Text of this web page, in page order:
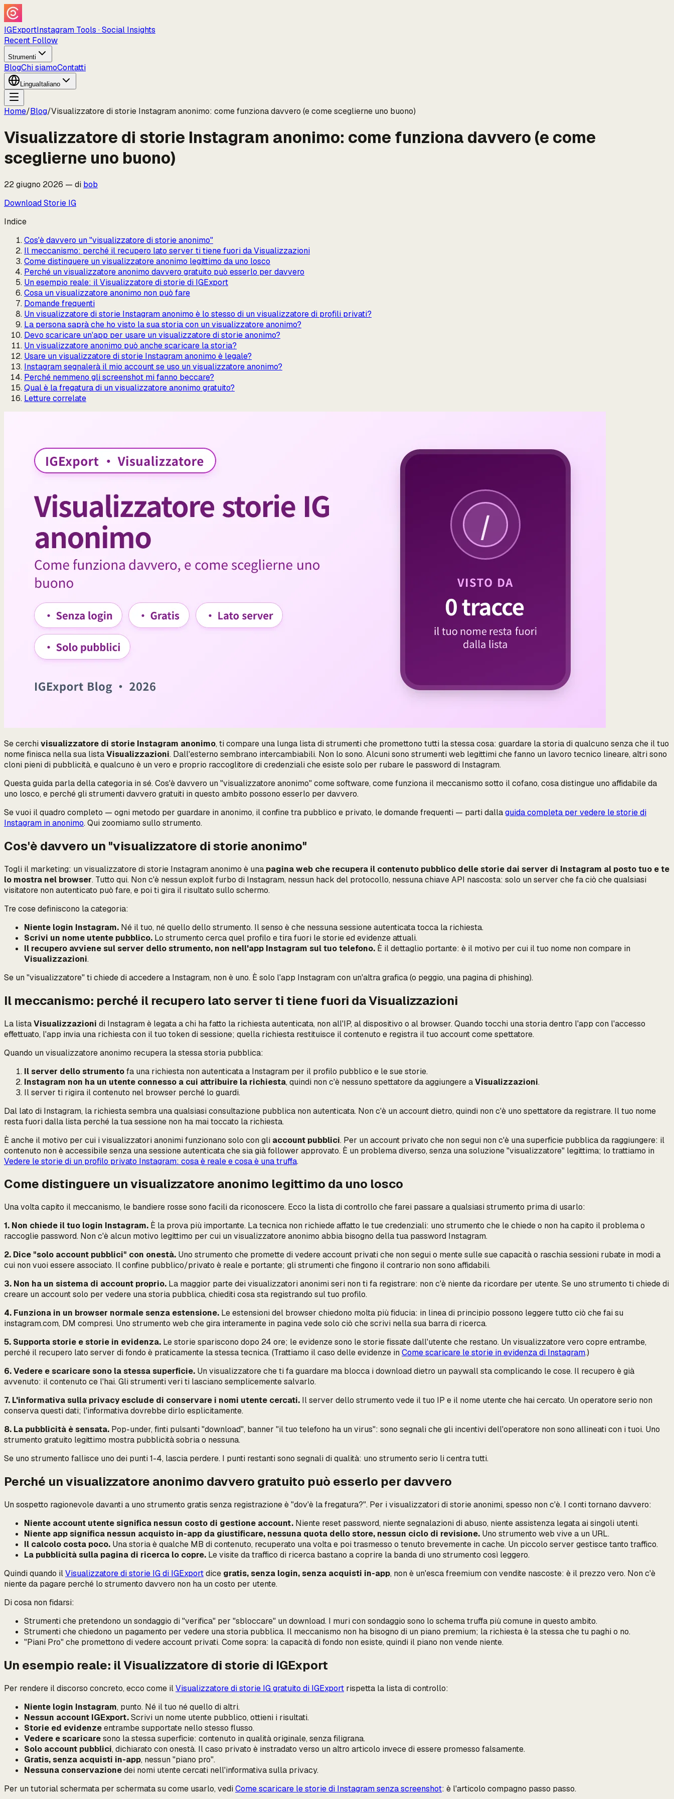
IGExportInstagram Tools · Social Insights
Recent Follow
Strumenti
BlogChi siamoContatti
LinguaItaliano
Home/Blog/Visualizzatore di storie Instagram anonimo: come funziona davvero (e come sceglierne uno buono)
Visualizzatore di storie Instagram anonimo: come funziona davvero (e come
sceglierne uno buono)
22 giugno 2026 — di bob
Download Storie IG
Indice
Cos'è davvero un "visualizzatore di storie anonimo"
Il meccanismo: perché il recupero lato server ti tiene fuori da Visualizzazioni
Come distinguere un visualizzatore anonimo legittimo da uno losco
Perché un visualizzatore anonimo davvero gratuito può esserlo per davvero
Un esempio reale: il Visualizzatore di storie di IGExport
Cosa un visualizzatore anonimo non può fare
Domande frequenti
Un visualizzatore di storie Instagram anonimo è lo stesso di un visualizzatore di profili privati?
La persona saprà che ho visto la sua storia con un visualizzatore anonimo?
Devo scaricare un'app per usare un visualizzatore di storie anonimo?
Un visualizzatore anonimo può anche scaricare la storia?
Usare un visualizzatore di storie Instagram anonimo è legale?
Instagram segnalerà il mio account se uso un visualizzatore anonimo?
Perché nemmeno gli screenshot mi fanno beccare?
Qual è la fregatura di un visualizzatore anonimo gratuito?
Letture correlate
Se cerchivisualizzatore di storie Instagram anonimo, ti compare una lunga lista di strumenti che promettono tutti la stessa cosa: guardare la storia di qualcuno senza che il tuo
nome finisca nella sua listaVisualizzazioni. Dall'esterno sembrano intercambiabili. Non lo sono. Alcuni sono strumenti web legittimi che fanno un lavoro tecnico lineare, altri sono
cloni pieni di pubblicità, e qualcuno è un vero e proprio raccoglitore di credenziali che esiste solo per rubare le password di Instagram.
Questa guida parla dellacategoria in sé. Cos'è davvero un "visualizzatore anonimo" come software, come funziona il meccanismo sotto il cofano, cosa distingue uno affidabile da
uno losco, e perché gli strumenti davvero gratuiti in questo ambito possono esserlo per davvero.
Se vuoi il quadro completo — ogni metodo per guardare in anonimo, il confine tra pubblico e privato, le domande frequenti — parti dallaguida completa per vedere le storie di
Instagram in anonimo. Qui zoomiamo sullo strumento.
Cos'è davvero un "visualizzatore di storie anonimo"
Togli il marketing: un visualizzatore di storie Instagram anonimo è una pagina web che recupera il contenuto pubblico delle storie dai server di Instagram al posto tuo e te
lo mostra nel browser. Tutto qui. Non c'è nessun exploit furbo di Instagram, nessun hack del protocollo, nessuna chiave API nascosta: solo un server che fa ciò che qualsiasi
visitatore non autenticato può fare, e poi ti gira il risultato sullo schermo.
Tre cose definiscono la categoria:
Niente login Instagram. Né il tuo, né quello dello strumento. Il senso è che nessuna sessione autenticata tocca la richiesta.
Scrivi un nome utente pubblico. Lo strumento cerca quel profilo e tira fuori le storie ed evidenze attuali.
Il recupero avviene sul server dello strumento, non nell'app Instagram sul tuo telefono. È il dettaglio portante: è il motivo per cui il tuo nome non compare in
Visualizzazioni.
Se un "visualizzatore" ti chiede di accedere a Instagram, non è uno. È solo l'app Instagram con un'altra grafica (o peggio, una pagina di phishing).
Il meccanismo: perché il recupero lato server ti tiene fuori da Visualizzazioni
La listaVisualizzazioni di Instagram è legata achi ha fatto la richiesta autenticata, non all'IP, al dispositivo o al browser. Quando tocchi una storia dentro l'app con l'accesso
effettuato, l'app invia una richiesta con il tuo token di sessione; quella richiesta restituisce il contenuto e registra il tuo account come spettatore.
Quando un visualizzatore anonimo recupera la stessa storia pubblica:
Il server dello strumentofa una richiesta non autenticata a Instagram per il profilo pubblico e le sue storie.
Instagram non ha un utente connesso a cui attribuire la richiesta, quindi non c'è nessuno spettatore da aggiungere aVisualizzazioni.
Il server ti rigira il contenuto nel browser perché lo guardi.
Dal lato di Instagram, la richiesta sembra una qualsiasi consultazione pubblica non autenticata. Non c'è un account dietro, quindi non c'è uno spettatore da registrare. Il tuo nome
resta fuori dalla lista perché la tuasessione non ha mai toccato la richiesta.
È anche il motivo per cui i visualizzatori anonimi funzionano solo con gli account pubblici. Per un account privato che non segui non c'è una superficie pubblica da raggiungere: il
contenuto non è accessibile senza una sessione autenticata che sia già follower approvato. È un problema diverso, senza una soluzione "visualizzatore" legittima; lo trattiamo in
Vedere le storie di un profilo privato Instagram: cosa è reale e cosa è una truffa.
Come distinguere un visualizzatore anonimo legittimo da uno losco
Una volta capito il meccanismo, le bandiere rosse sono facili da riconoscere. Ecco la lista di controllo che farei passare a qualsiasi strumento prima di usarlo:
1. Non chiede il tuo login Instagram. È la prova più importante. La tecnica non richiede affatto le tue credenziali: uno strumento che le chiede o non ha capito il problema o
raccoglie password. Non c'è alcun motivo legittimo per cui un visualizzatore anonimo abbia bisogno della tua password Instagram.
2. Dice "solo account pubblici" con onestà. Uno strumento che promette di vedere account privatiche non segui o mente sulle sue capacità o raschia sessioni rubate in modi a
cui non vuoi essere associato. Il confine pubblico/privato è reale e portante; gli strumenti che fingono il contrario non sono affidabili.
3. Non ha un sistema di account proprio. La maggior parte dei visualizzatori anonimi seri non ti fa registrare: non c'è niente da ricordare per utente. Se uno strumento ti chiede di
creare un account solo per vedere una storia pubblica, chiediti cosa sta registrando sul tuo profilo.
4. Funziona in un browser normale senza estensione. Le estensioni del browser chiedono molta più fiducia: in linea di principio possono leggere tutto ciò che fai su
instagram.com, DM compresi. Uno strumento web che gira interamente in pagina vede solo ciò che scrivi nella sua barra di ricerca.
5. Supporta storie estorie in evidenza. Le storie spariscono dopo 24 ore; le evidenze sono le storie fissate dall'utente che restano. Un visualizzatore vero copre entrambe,
perché il recupero lato server di fondo è praticamente la stessa tecnica. (Trattiamo il caso delle evidenze inCome scaricare le storie in evidenza di Instagram.)
6. Vedere e scaricare sono la stessa superficie. Un visualizzatore che ti fa guardare ma blocca i download dietro un paywall sta complicando le cose. Il recupero è già
avvenuto: il contenuto ce l'hai. Gli strumenti veri ti lasciano semplicemente salvarlo.
7. L'informativa sulla privacy esclude di conservare i nomi utente cercati. Il server dello strumento vede il tuo IP e il nome utente che hai cercato. Un operatore serio non
conserva questi dati; l'informativa dovrebbe dirlo esplicitamente.
8. La pubblicità è sensata. Pop-under, finti pulsanti "download", banner "il tuo telefono ha un virus": sono segnali che gli incentivi dell'operatore non sono allineati con i tuoi. Uno
strumento gratuito legittimo mostra pubblicità sobria o nessuna.
Se uno strumento fallisce uno dei punti 1-4, lascia perdere. I punti restanti sono segnali di qualità: uno strumento serio li centra tutti.
Perché un visualizzatore anonimo davvero gratuito può esserlo per davvero
Un sospetto ragionevole davanti a uno strumento gratis senza registrazione è "dov'è la fregatura?". Per i visualizzatori di storie anonimi, spesso non c'è. I conti tornano davvero:
Niente account utente significa nessun costo di gestione account. Niente reset password, niente segnalazioni di abuso, niente assistenza legata ai singoli utenti.
Niente app significa nessun acquisto in-app da giustificare, nessuna quota dello store, nessun ciclo di revisione. Uno strumento web vive a un URL.
Il calcolo costa poco. Una storia è qualche MB di contenuto, recuperato una volta e poi trasmesso o tenuto brevemente in cache. Un piccolo server gestisce tanto traffico.
La pubblicità sulla pagina di ricerca lo copre. Le visite da traffico di ricerca bastano a coprire la banda di uno strumento così leggero.
Quindi quando ilVisualizzatore di storie IG di IGExportdice gratis, senza login, senza acquisti in-app, non è un'esca freemium con vendite nascoste: è il prezzo vero. Non c'è
niente da pagare perché lo strumento davvero non ha un costo per utente.
Di cosa nonfidarsi:
Strumenti che pretendono un sondaggio di "verifica" per "sbloccare" un download. I muri con sondaggio sono lo schema truffa più comune in questo ambito.
Strumenti che chiedono un pagamento per vedere una storia pubblica. Il meccanismo non ha bisogno di un piano premium; la richiesta è la stessa che tu paghi o no.
"Piani Pro" che promettono di vedere account privati. Come sopra: la capacità di fondo non esiste, quindi il piano non vende niente.
Un esempio reale: il Visualizzatore di storie di IGExport
Per rendere il discorso concreto, ecco come ilVisualizzatore di storie IG gratuito di IGExport rispetta la lista di controllo:
Niente login Instagram, punto. Né il tuo né quello di altri.
Nessun account IGExport.Scrivi un nome utente pubblico, ottieni i risultati.
Storie ed evidenzeentrambe supportate nello stesso flusso.
Vedere e scaricaresono la stessa superficie: contenuto in qualità originale, senza filigrana.
Solo account pubblici, dichiarato con onestà. Il caso privato è instradato verso un altro articolo invece di essere promesso falsamente.
Gratis, senza acquisti in-app, nessun "piano pro".
Nessuna conservazionedei nomi utente cercati nell'informativa sulla privacy.
Per un tutorial schermata per schermata su come usarlo, vediCome scaricare le storie di Instagram senza screenshot: è l'articolo compagno passo passo.